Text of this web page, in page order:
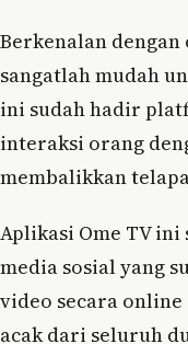
Berkenalan
sangatlah mudah
ini sudah hadir
interaksi orang
membalikkan
Aplikasi Ome TV
media sosial yang
video secara
acak dari seluruh